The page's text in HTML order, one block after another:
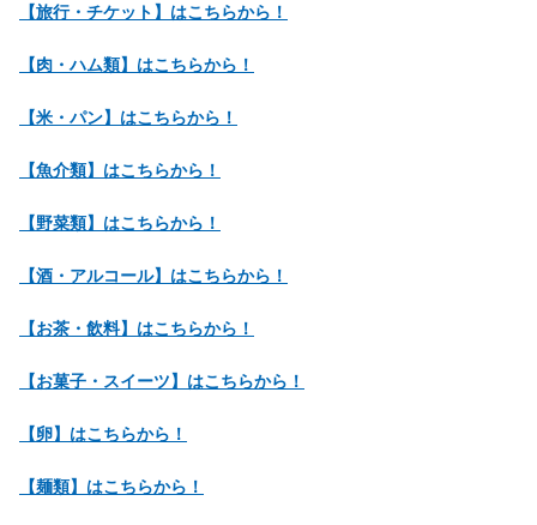
【旅行・チケット】はこちらから！
【肉・ハム類】はこちらから！
【米・パン】はこちらから！
【魚介類】はこちらから！
【野菜類】はこちらから！
【酒・アルコール】はこちらから！
【お茶・飲料】はこちらから！
【お菓子・スイーツ】はこちらから！
【卵】はこちらから！
【麺類】はこちらから！